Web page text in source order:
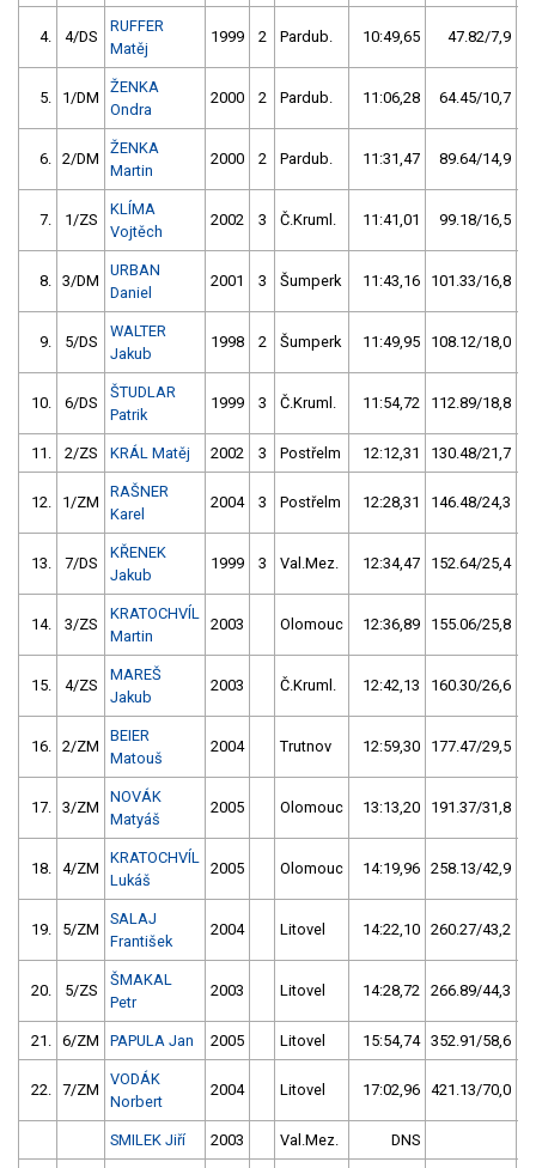
4. 4/DS
RUFFER
Matěj
1999 2 Pardub. 10:49,65 47.82/7,9
5. 1/DM
ŽENKA
Ondra
2000 2 Pardub. 11:06,28 64.45/10,7
6. 2/DM
ŽENKA
Martin
2000 2 Pardub. 11:31,47 89.64/14,9
7. 1/ZS
KLÍMA
Vojtěch
2002 3 Č.Kruml. 11:41,01 99.18/16,5
8. 3/DM
URBAN
Daniel
2001 3 Šumperk 11:43,16 101.33/16,8
9. 5/DS
WALTER
Jakub
1998 2 Šumperk 11:49,95 108.12/18,0
10. 6/DS
ŠTUDLAR
Patrik
1999 3 Č.Kruml. 11:54,72 112.89/18,8
11. 2/ZS KRÁL Matěj 2002 3 Postřelm 12:12,31 130.48/21,7
12. 1/ZM
RAŠNER
Karel
2004 3 Postřelm 12:28,31 146.48/24,3
13. 7/DS
KŘENEK
Jakub
1999 3 Val.Mez. 12:34,47 152.64/25,4
14. 3/ZS
KRATOCHVÍL
Martin
2003 Olomouc 12:36,89 155.06/25,8
15. 4/ZS
MAREŠ
Jakub
2003 Č.Kruml. 12:42,13 160.30/26,6
16. 2/ZM
BEIER
Matouš
2004 Trutnov 12:59,30 177.47/29,5
17. 3/ZM
NOVÁK
Matyáš
2005 Olomouc 13:13,20 191.37/31,8
18. 4/ZM
KRATOCHVÍL
Lukáš
2005 Olomouc 14:19,96 258.13/42,9
19. 5/ZM
SALAJ
František
2004 Litovel 14:22,10 260.27/43,2
20. 5/ZS
ŠMAKAL
Petr
2003 Litovel 14:28,72 266.89/44,3
21. 6/ZM PAPULA Jan 2005 Litovel 15:54,74 352.91/58,6
22. 7/ZM
VODÁK
Norbert
2004 Litovel 17:02,96 421.13/70,0
SMILEK Jiří 2003 Val.Mez. DNS